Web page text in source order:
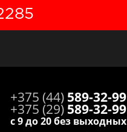
+375 (44) 589-32-99
+375 (29) 589-32-99
с 9 до 20 без выходных